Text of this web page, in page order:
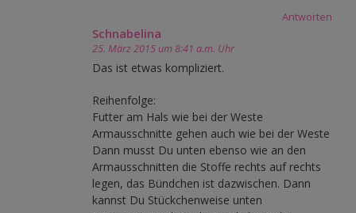
Antworten
Schnabelina
25. März 2015 um 8:41 a.m. Uhr
Das ist etwas kompliziert.
Reihenfolge:
Futter am Hals wie bei der Weste
Armausschnitte gehen auch wie bei der Weste
Dann musst Du unten ebenso wie an den
Armausschnitten die Stoffe rechts auf rechts
legen, das Bündchen ist dazwischen. Dann
kannst Du Stückchenweise unten